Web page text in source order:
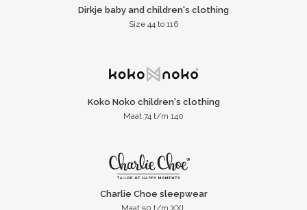
Dirkje baby and children's clothing
Size 44 to 116
Koko Noko children's clothing
Maat 74 t/m 140
Charlie Choe sleepwear
Maat 50 t/m XXL